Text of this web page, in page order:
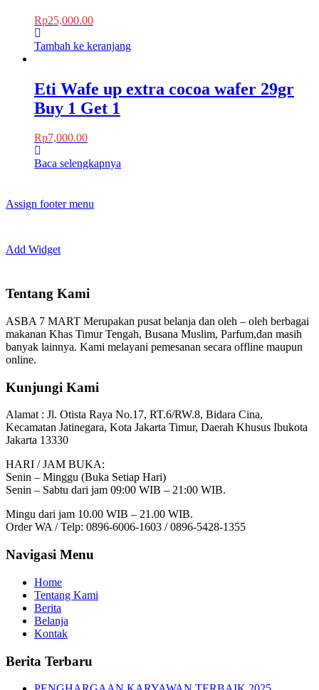
Rp25,000.00
Tambah ke keranjang
Eti Wafe up extra cocoa wafer 29gr
Buy 1 Get 1
Rp7,000.00
Baca selengkapnya
Assign footer menu
Add Widget
Tentang Kami
ASBA 7 MART Merupakan pusat belanja dan oleh – oleh berbagai
makanan Khas Timur Tengah, Busana Muslim, Parfum,dan masih
banyak lainnya. Kami melayani pemesanan secara offline maupun
online.
Kunjungi Kami
Alamat : Jl. Otista Raya No.17, RT.6/RW.8, Bidara Cina,
Kecamatan Jatinegara, Kota Jakarta Timur, Daerah Khusus Ibukota
Jakarta 13330
HARI / JAM BUKA:
Senin – Minggu (Buka Setiap Hari)
Senin – Sabtu dari jam 09:00 WIB – 21:00 WIB.
Mingu dari jam 10.00 WIB – 21.00 WIB.
Order WA / Telp: 0896-6006-1603 / 0896-5428-1355
Navigasi Menu
Home
Tentang Kami
Berita
Belanja
Kontak
Berita Terbaru